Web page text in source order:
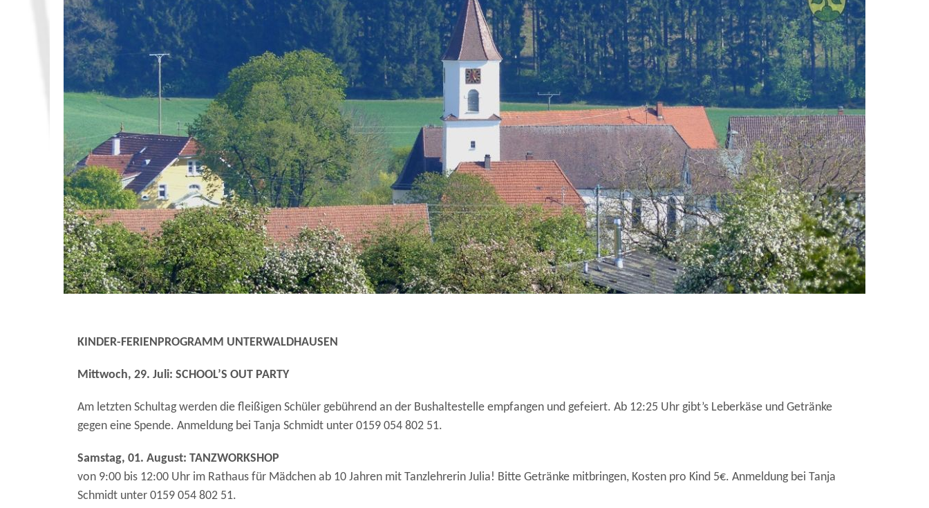
KINDER-FERIENPROGRAMM UNTERWALDHAUSEN
Mittwoch, 29. Juli: SCHOOL’S OUT PARTY
Am letzten Schultag werden die fleißigen Schüler gebührend an der Bushaltestelle empfangen und gefeiert. Ab 12:25 Uhr gibt’s Leberkäse und Getränke
gegen eine Spende. Anmeldung bei Tanja Schmidt unter 0159 054 802 51.
Samstag, 01. August: TANZWORKSHOP
von 9:00 bis 12:00 Uhr im Rathaus für Mädchen ab 10 Jahren mit Tanzlehrerin Julia! Bitte Getränke mitbringen, Kosten pro Kind 5€. Anmeldung bei Tanja
Schmidt unter 0159 054 802 51.